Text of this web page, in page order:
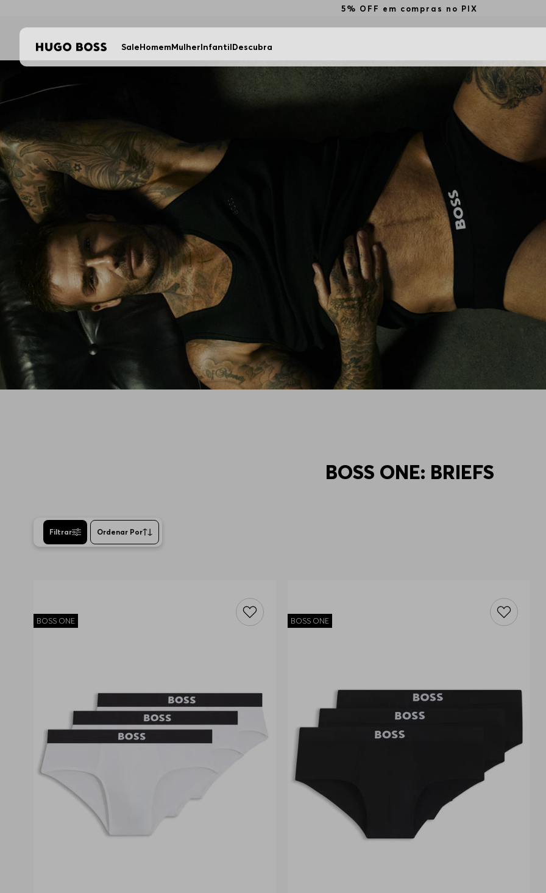
5% OFF em compras no PIX
SaleHomemMulherInfantilDescubra
BOSS ONE: BRIEFS
Filtrar Ordenar Por
BOSS ONE BOSS ONE